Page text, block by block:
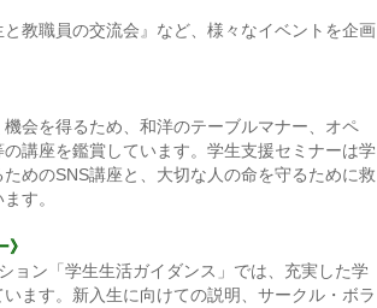
教職員の交流会』など、様々なイベントを企画
会を得るため、和洋のテーブルマナー、オペ
講座を鑑賞しています。学生支援セミナーは学
めのSNS講座と、大切な人の命を守るために救
す。
ョン「学生生活ガイダンス」では、充実した学
ます。新入生に向けての説明、サークル・ボラ